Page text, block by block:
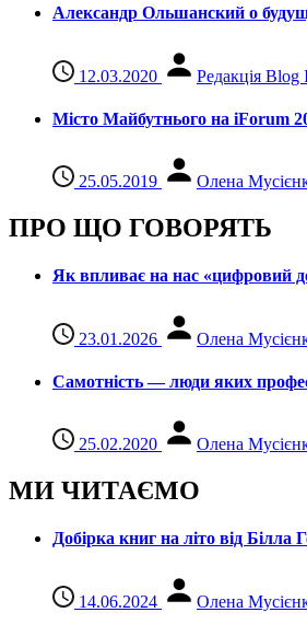
Александр Ольшанский о
12.03.2020 Редакція Blog
Місто Майбутнього на iForum
25.05.2019 Олена
ПРО ЩО ГОВОРЯТЬ
Як впливає на нас «цифровий
23.01.2026 Олена
Самотність — люди яких
25.02.2020 Олена
МИ ЧИТАЄМО
Добірка книг на літо від Білла
14.06.2024 Олена